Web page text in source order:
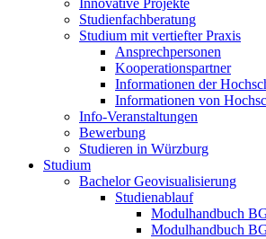
Innovative Projekte
Studienfachberatung
Studium mit vertiefter Praxis
Ansprechpersonen
Kooperationspartner
Informationen der
Informationen von
Info-Veranstaltungen
Bewerbung
Studieren in Würzburg
Studium
Bachelor Geovisualisierung
Studienablauf
Modulhandbuch
Modulhandbuch